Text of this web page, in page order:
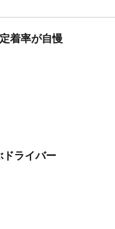
着率が自慢
ドライバー